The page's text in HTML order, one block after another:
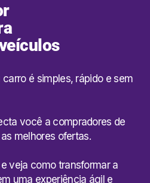
é simples, rápido e sem
você a compradores de
melhores ofertas.
veja como transformar a
uma experiência ágil e